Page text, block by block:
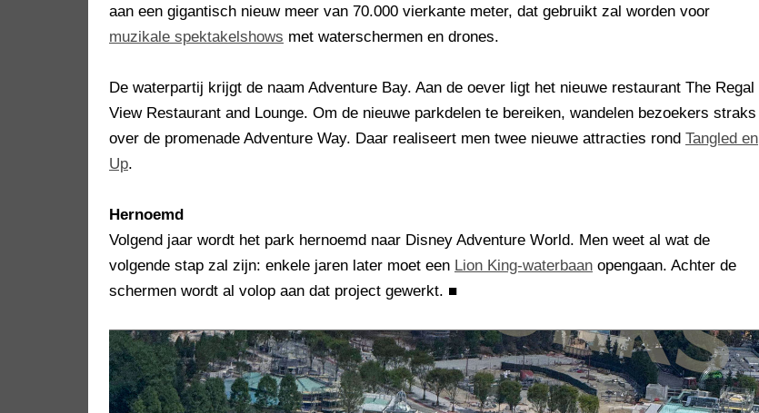
aan een gigantisch nieuw meer van 70.000 vierkante meter, dat gebruikt zal worden voor
muzikale spektakelshows met waterschermen en drones.
De waterpartij krijgt de naam Adventure Bay. Aan de oever ligt het nieuwe restaurant The Regal
View Restaurant and Lounge. Om de nieuwe parkdelen te bereiken, wandelen bezoekers straks
over de promenade Adventure Way. Daar realiseert men twee nieuwe attracties rond Tangled en
Up.
Hernoemd
Volgend jaar wordt het park hernoemd naar Disney Adventure World. Men weet al wat de
volgende stap zal zijn: enkele jaren later moet een Lion King-waterbaan opengaan. Achter de
schermen wordt al volop aan dat project gewerkt. ■